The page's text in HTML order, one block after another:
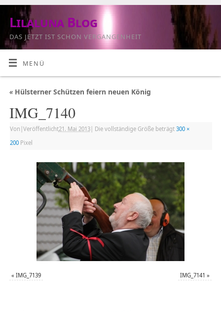
Lilaluna Blog
DAS JETZT IST SCHON VERGANGENHEIT
MENÜ
«Hülsterner Schützen feiern neuen König
IMG_7140
Von Veröffentlicht21. Mai 2013| Die vollständige Größe beträgt 300 ×
200Pixel
« IMG_7139 IMG_7141 »